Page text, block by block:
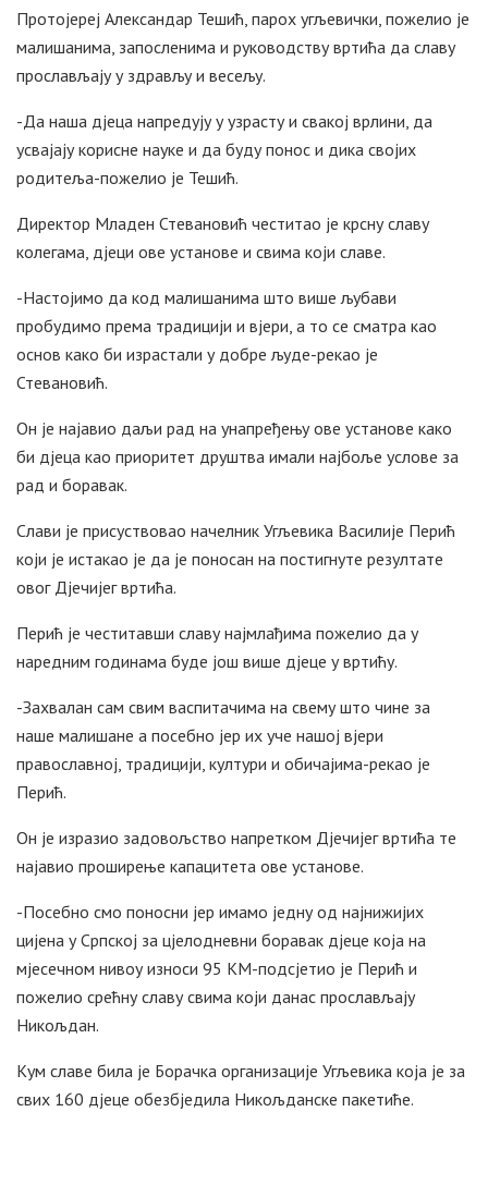
Протојереј Александар Тешић, парох угљевички, пожелио је
малишанима, запосленима и руководству вртића да славу
прослављају у здрављу и весељу.
-Да наша дјеца напредују у узрасту и свакој врлини, да
усвајају корисне науке и да буду понос и дика својих
родитеља-пожелио је Тешић.
Директор Младен Стевановић честитао је крсну славу
колегама, дјеци ове установе и свима који славе.
-Настојимо да код малишанима што више љубави
пробудимо према традицији и вјери, а то се сматра као
основ како би израстали у добре људе-рекао је
Стевановић.
Он је најавио даљи рад на унапређењу ове установе како
би дјеца као приоритет друштва имали најбоље услове за
рад и боравак.
Слави је присуствовао начелник Угљевика Василије Перић
који је истакао је да је поносан на постигнуте резултате
овог Дјечијег вртића.
Перић је честитавши славу најмлађима пожелио да у
наредним годинама буде још више дјеце у вртићу.
-Захвалан сам свим васпитачима на свему што чине за
наше малишане а посебно јер их уче нашој вјери
православној, традицији, култури и обичајима-рекао је
Перић.
Он је изразио задовољство напретком Дјечијег вртића те
најавио проширење капацитета ове установе.
-Посебно смо поносни јер имамо једну од најнижијих
цијена у Српској за цјелодневни боравак дјеце која на
мјесечном нивоу износи 95 КМ-подсјетио је Перић и
пожелио срећну славу свима који данас прослављају
Никољдан.
Кум славе била је Борачка организације Угљевика која је за
свих 160 дјеце обезбједила Никољданске пакетиће.